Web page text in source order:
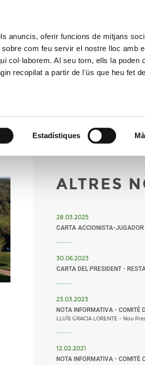
anuncis, oferir funcions de mitjans
com feu servir el nostre lloc amb
col·laborem. Al seu torn, ells la poden
recopilat a partir de l'ús que heu fet
Estadístiques
TARIFES
ALTRES
28.03.2025
CARTA ACCIONISTA-
30.06.2023
CARTA DEL PRESIDENT -
23.03.2023
NOTA INFORMATIVA - COMITÈ
LLUÍS GRACIA LORENTE - Nou
12.02.2021
NOTA INFORMATIVA - COMITÈ